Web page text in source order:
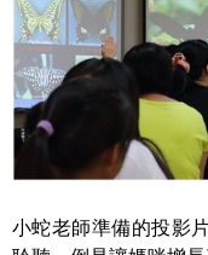
小蛇老師準備的投影